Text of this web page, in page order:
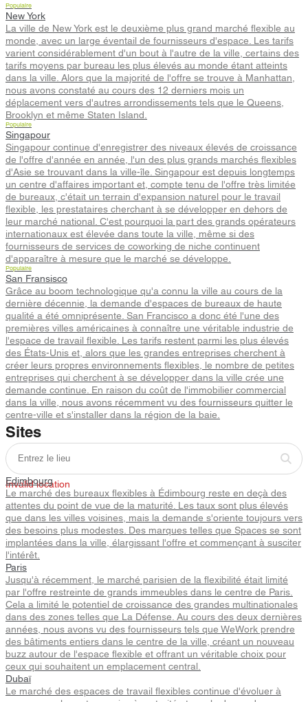
Populaire
New York
La ville de New York est le deuxième plus grand marché flexible au
monde, avec un large éventail de fournisseurs d'espace. Les tarifs
varient considérablement d'un bout à l'autre de la ville, certains des
tarifs moyens par bureau les plus élevés au monde étant atteints
dans la ville. Alors que la majorité de l'offre se trouve à Manhattan,
nous avons constaté au cours des 12 derniers mois un
déplacement vers d'autres arrondissements tels que le Queens,
Brooklyn et même Staten Island.
Populaire
Singapour
Singapour continue d'enregistrer des niveaux élevés de croissance
de l'offre d'année en année, l'un des plus grands marchés flexibles
d'Asie se trouvant dans la ville-île. Singapour est depuis longtemps
un centre d'affaires important et, compte tenu de l'offre très limitée
de bureaux, c'était un terrain d'expansion naturel pour le travail
flexible, les prestataires cherchant à se développer en dehors de
leur marché national. C'est pourquoi la part des grands opérateurs
internationaux est élevée dans toute la ville, même si des
fournisseurs de services de coworking de niche continuent
d'apparaître à mesure que le marché se développe.
Populaire
San Fransisco
Grâce au boom technologique qu'a connu la ville au cours de la
dernière décennie, la demande d'espaces de bureaux de haute
qualité a été omniprésente. San Francisco a donc été l'une des
premières villes américaines à connaître une véritable industrie de
l'espace de travail flexible. Les tarifs restent parmi les plus élevés
des États-Unis et, alors que les grandes entreprises cherchent à
créer leurs propres environnements flexibles, le nombre de petites
entreprises qui cherchent à se développer dans la ville crée une
demande continue. En raison du coût de l'immobilier commercial
dans la ville, nous avons récemment vu des fournisseurs quitter le
centre-ville et s'installer dans la région de la baie.
Sites
Invalid location
Edimbourg
Le marché des bureaux flexibles à Édimbourg reste en deçà des
attentes du point de vue de la maturité. Les taux sont plus élevés
que dans les villes voisines, mais la demande s'oriente toujours vers
des besoins plus modestes. Des marques telles que Spaces se sont
implantées dans la ville, élargissant l'offre et commençant à susciter
l'intérêt.
Paris
Jusqu'à récemment, le marché parisien de la flexibilité était limité
par l'offre restreinte de grands immeubles dans le centre de Paris.
Cela a limité le potentiel de croissance des grandes multinationales
dans des zones telles que La Défense. Au cours des deux dernières
années, nous avons vu des fournisseurs tels que WeWork prendre
des bâtiments entiers dans le centre de la ville, créant un nouveau
buzz autour de l'espace flexible et offrant un véritable choix pour
ceux qui souhaitent un emplacement central.
Dubaï
Le marché des espaces de travail flexibles continue d'évoluer à